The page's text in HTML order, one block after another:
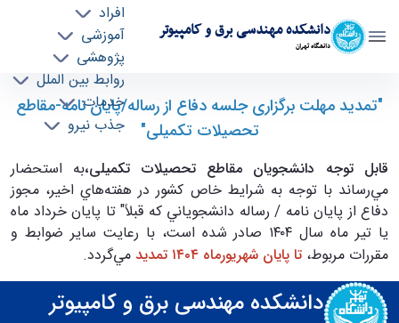
دانشکده مهندسی برق و کامپیوتر
دانشگاه تهران
افراد
آموزشی
پژوهشی
روابط بین الملل
خدمات
جذب نیرو
تمديد مهلت برگزاری جلسه دفاع از رساله/پايان
نامه-مقاطع تحصيلات تكميلی - ece- دانشکده
"تمديد مهلت برگزاری جلسه دفاع از رساله/پايان نامه-مقاطع
تحصيلات تكميلی"
قابل توجه دانشجویان مقاطع تحصیلات تکمیلی،به استحضار
مي‌رساند با توجه به شرايط خاص كشور در هفته‌هاي اخير، مجوز
دفاع از پايان نامه / رساله دانشجوياني كه قبلاً" تا پايان خرداد ماه
يا تير ماه سال ۱۴۰۴ صادر شده است، با رعايت ساير ضوابط و
مقررات مربوط، تا پايان شهريورماه ۱۴۰۴ تمديد مي‌گردد.
دانشکده مهندسی برق و کامپیوتر